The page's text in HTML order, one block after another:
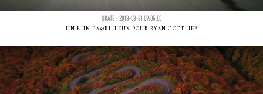
SKATE - 2018-03-31 09:05:00
UN RUN PÃ©RILLEUX POUR RYAN GOTTLIEB